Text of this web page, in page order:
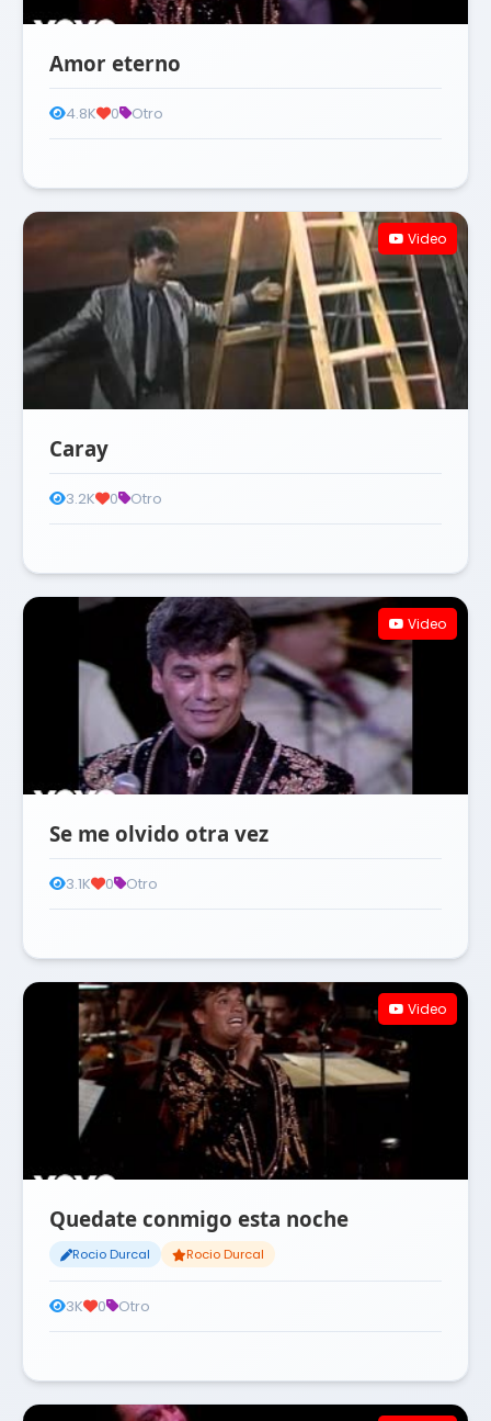
Amor eterno
4.8K 0 Otro
Video
Caray
3.2K 0 Otro
Video
Se me olvido otra vez
3.1K 0 Otro
Video
Quedate conmigo esta noche
Rocio Durcal Rocio Durcal
3K 0 Otro